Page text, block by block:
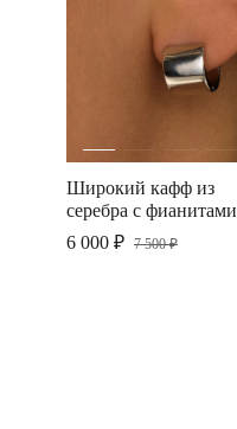
Широкий кафф из
серебра c фианитами
6 000 ₽ 7 500 ₽